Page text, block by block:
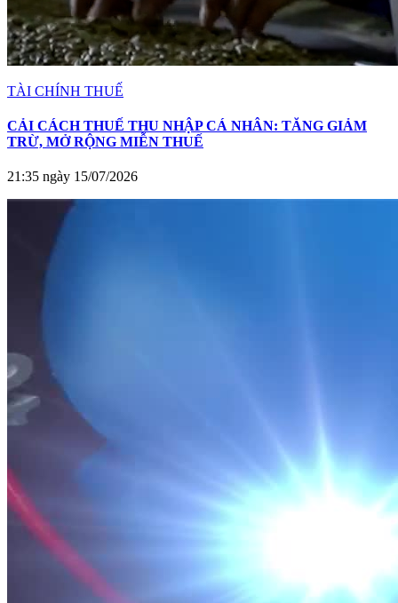
TÀI CHÍNH THUẾ
CẢI CÁCH THUẾ THU NHẬP CÁ NHÂN: TĂNG GIẢM
TRỪ, MỞ RỘNG MIỄN THUẾ
21:35 ngày 15/07/2026